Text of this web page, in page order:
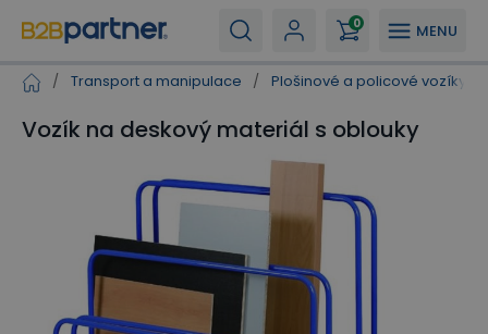
MENU
0
/ Transport a manipulace / Plošinové a policové vozíky
Vozík na deskový materiál s oblouky